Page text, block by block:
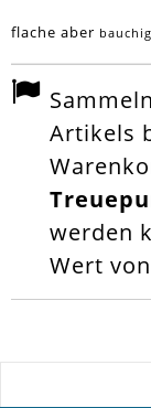
flache aber
Artikels
werden
Wert von